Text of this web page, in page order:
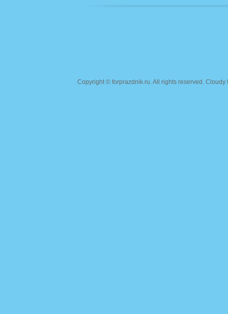
Copyright © forprazdnik.ru. All rights reserved.